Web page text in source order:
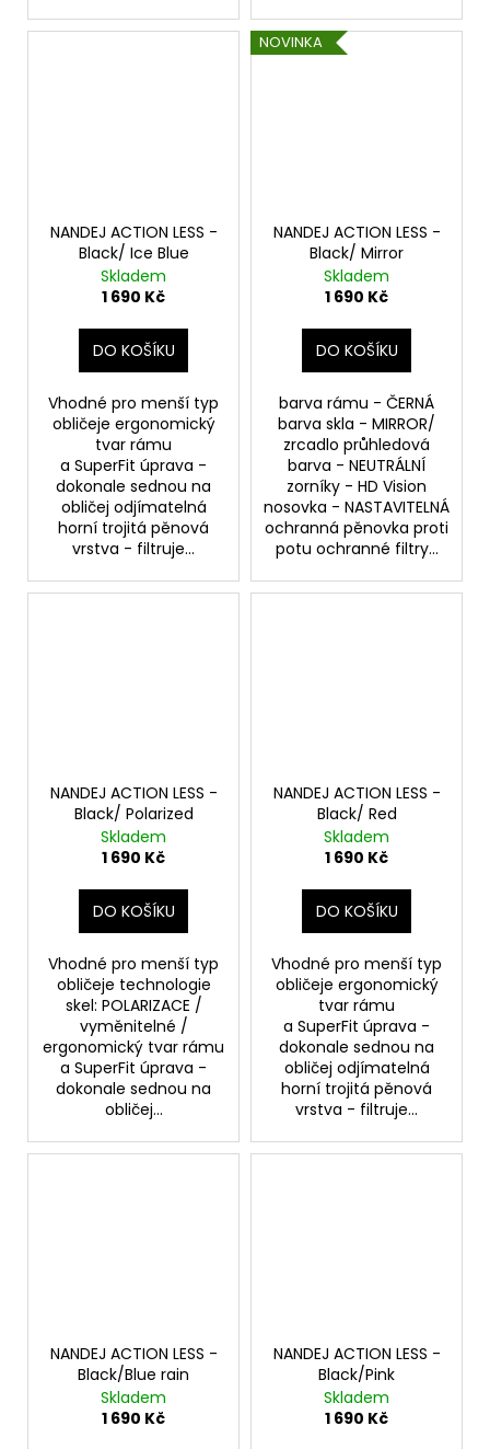
NANDEJ ACTION LESS -
Black/ Ice Blue
Skladem
1 690 Kč
DO KOŠÍKU
Vhodné pro menší typ
obličeje ergonomický
tvar rámu
a SuperFit úprava -
dokonale sednou na
obličej odjímatelná
horní trojitá pěnová
vrstva - filtruje...
NOVINKA
NANDEJ ACTION LESS -
Black/ Mirror
Skladem
1 690 Kč
DO KOŠÍKU
barva rámu - ČERNÁ
barva skla - MIRROR/
zrcadlo průhledová
barva - NEUTRÁLNÍ
zorníky - HD Vision
nosovka - NASTAVITELNÁ
ochranná pěnovka proti
potu ochranné filtry...
NANDEJ ACTION LESS -
Black/ Polarized
Skladem
1 690 Kč
DO KOŠÍKU
Vhodné pro menší typ
obličeje technologie
skel: POLARIZACE /
vyměnitelné /
ergonomický tvar rámu
a SuperFit úprava -
dokonale sednou na
obličej...
NANDEJ ACTION LESS -
Black/ Red
Skladem
1 690 Kč
DO KOŠÍKU
Vhodné pro menší typ
obličeje ergonomický
tvar rámu
a SuperFit úprava -
dokonale sednou na
obličej odjímatelná
horní trojitá pěnová
vrstva - filtruje...
NANDEJ ACTION LESS -
Black/Blue rain
Skladem
1 690 Kč
NANDEJ ACTION LESS -
Black/Pink
Skladem
1 690 Kč